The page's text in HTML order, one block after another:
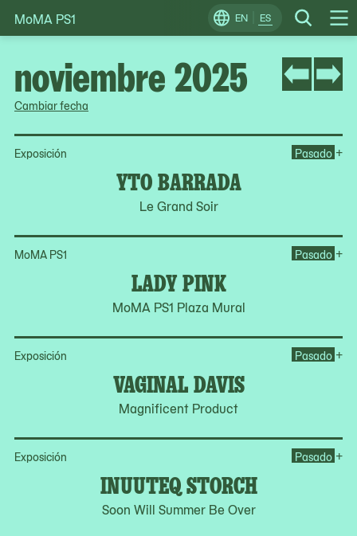
Skip
to
EN ES Search
Change
Locale
MoMA PS1
Cambiar fecha
Exposición
YTO BARRADA
Le Grand Soir
Pasado +
MoMA PS1
LADY PINK
MoMA PS1 Plaza Mural
Pasado +
Exposición
VAGINAL DAVIS
Magnificent Product
Pasado +
Exposición
INUUTEQ STORCH
Soon Will Summer Be Over
Pasado +
noviembre 2025